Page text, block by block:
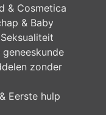
& Cosmetica
& Baby
zonder
Eerste hulp